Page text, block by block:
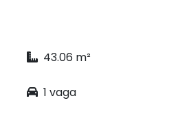
43.06 m²
1 vaga